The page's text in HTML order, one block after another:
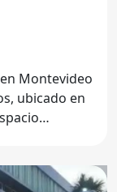
Montevideo
ubicado en